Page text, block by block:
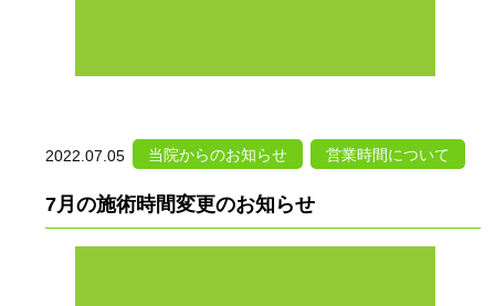
2022.07.05 当院からのお知らせ 営業時間について
7月の施術時間変更のお知らせ